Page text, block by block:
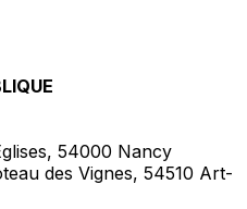
54000 Nancy
des Vignes, 54510 Art-